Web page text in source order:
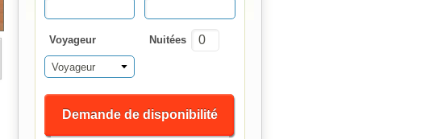
Voyageur
Voyageur
Nuitées
Demande de disponibilité